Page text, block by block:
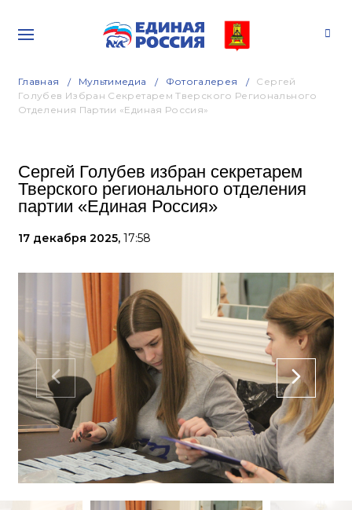
Главная Мультимедиа Фотогалерея
Сергей
Голубев Избран Секретарем Тверского Регионального
Отделения Партии «Единая Россия»
Сергей Голубев избран секретарем
Тверского регионального отделения
партии «Единая Россия»
17 декабря 2025, 17:58